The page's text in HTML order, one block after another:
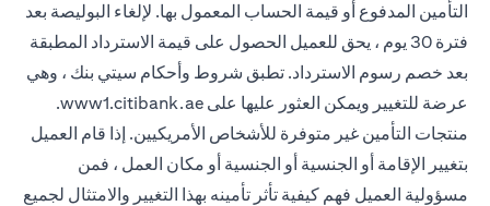
التأمين المدفوع أو قيمة الحساب المعمول بها. لإلغاء البوليصة بعد
فترة 30 يوم ، يحق للعميل الحصول على قيمة الاسترداد المطبقة
بعد خصم رسوم الاسترداد. تطبق شروط وأحكام سيتي بنك ، وهي
عرضة للتغيير ويمكن العثور عليها على www1.citibank.ae
(opens in a new tab)
.
منتجات التأمين غير متوفرة للأشخاص الأمريكيين. إذا قام العميل
بتغيير الإقامة أو الجنسية أو الجنسية أو مكان العمل ، فمن
مسؤولية العميل فهم كيفية تأثر تأمينه بهذا التغيير والامتثال لجميع